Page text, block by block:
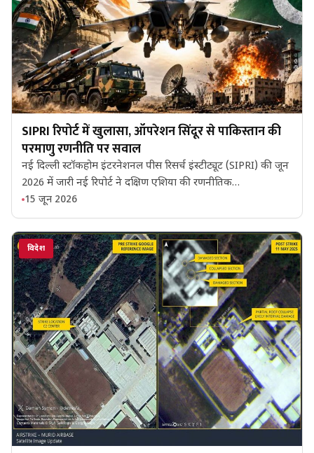
SIPRI रिपोर्ट में खुलासा, ऑपरेशन सिंदूर से पाकिस्तान की
परमाणु रणनीति पर सवाल
नई दिल्ली स्टॉकहोम इंटरनेशनल पीस रिसर्च इंस्टीट्यूट (SIPRI) की जून
2026 में जारी नई रिपोर्ट ने दक्षिण एशिया की रणनीतिक…
15 जून 2026
विदेश